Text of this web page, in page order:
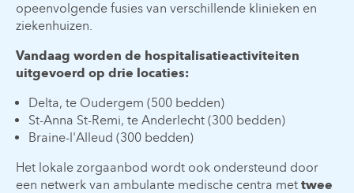
opeenvolgende fusies van verschillende klinieken en
ziekenhuizen.
Vandaag worden de hospitalisatieactiviteiten
uitgevoerd op drie locaties:
Delta, te Oudergem (500 bedden)
St-Anna St-Remi, te Anderlecht (300 bedden)
Braine-l'Alleud (300 bedden)
Het lokale zorgaanbod wordt ook ondersteund door
een netwerk van ambulante medische centra met twee